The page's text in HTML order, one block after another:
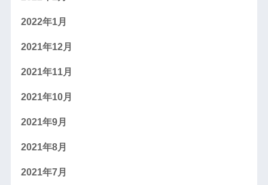
2022年1月
2021年12月
2021年11月
2021年10月
2021年9月
2021年8月
2021年7月